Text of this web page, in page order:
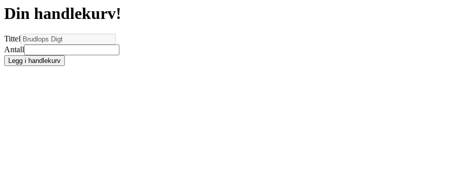
Din handlekurv!
Tittel
Antall